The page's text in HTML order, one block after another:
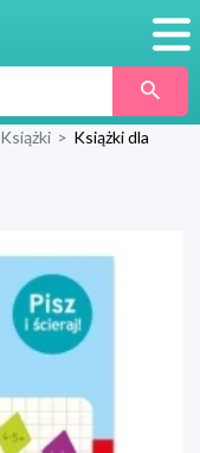
Książki > Książki dla